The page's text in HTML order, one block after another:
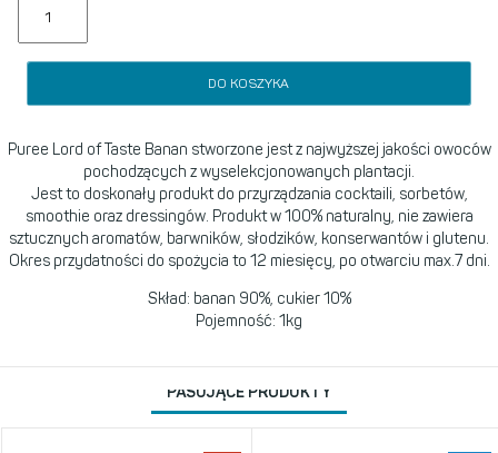
DO KOSZYKA
Puree Lord of Taste Banan stworzone jest z najwyższej jakości owoców
pochodzących z wyselekcjonowanych plantacji.
Jest to doskonały produkt do przyrządzania cocktaili, sorbetów,
smoothie oraz dressingów. Produkt w 100% naturalny, nie zawiera
sztucznych aromatów, barwników, słodzików, konserwantów i glutenu.
Okres przydatności do spożycia to 12 miesięcy, po otwarciu max.7 dni.
Skład: banan 90%, cukier 10%
Pojemność: 1kg
PASUJĄCE PRODUKTY